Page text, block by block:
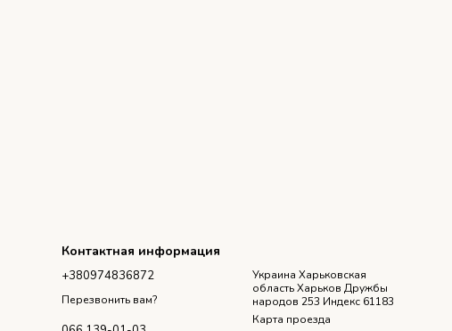
Контактная информация
+380974836872
Перезвонить вам?
Украина Харьковская
область Харьков Дружбы
народов 253 Индекс 61183
Карта проезда